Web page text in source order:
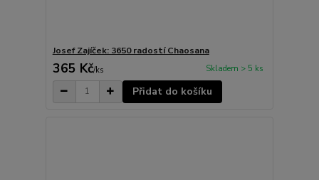
Josef Zajíček: 3650 radostí Chaosana
365 Kč/ks Skladem > 5 ks
Přidat do košíku